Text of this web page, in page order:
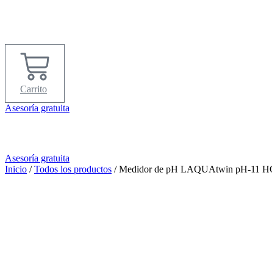
Carrito
Asesoría gratuita
Asesoría gratuita
Inicio /Todos los productos / Medidor de pH LAQUAtwin pH-11